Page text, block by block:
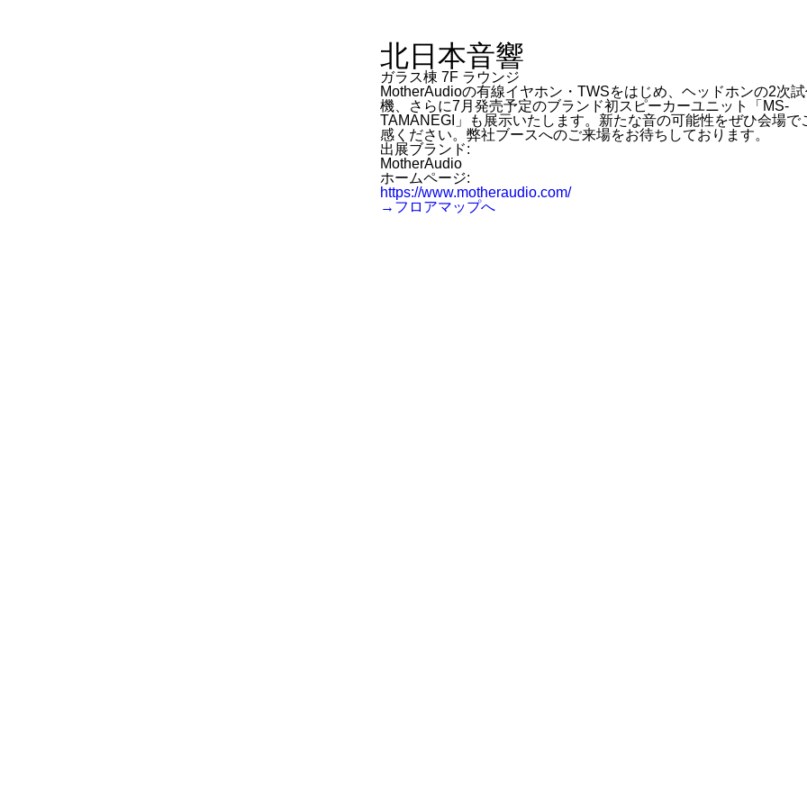
北日本音響
ガラス棟 7F ラウンジ
MotherAudioの有線イヤホン・TWSをはじめ、ヘッドホンの2次
機、さらに7月発売予定のブランド初スピーカーユニット「MS-
TAMANEGI」も展示いたします。新たな音の可能性をぜひ会場で
感ください。弊社ブースへのご来場をお待ちしております。
出展ブランド:
MotherAudio
ホームページ:
https://www.motheraudio.com/
→フロアマップへ